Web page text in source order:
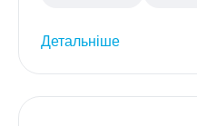
Детальніше